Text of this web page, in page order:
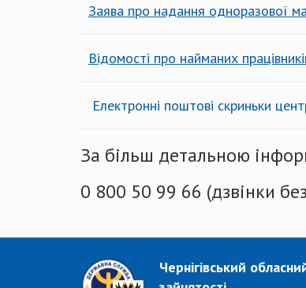
Заява про надання одноразової
Відомості про найманих
Електронні поштові скриньки
За більш детальною
0 800 50 99 66 (дзвінки
Чернігівський